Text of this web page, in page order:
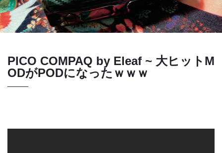
PICO COMPAQ by Eleaf ~ 大ヒットM
ODがPODになったｗｗｗ